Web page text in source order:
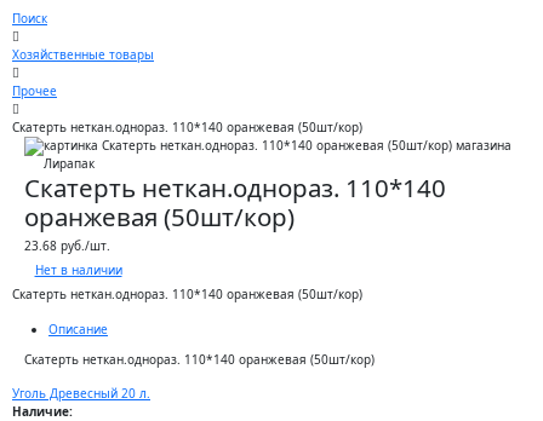
Поиск
Хозяйственные товары
Прочее
Скатерть неткан.однораз. 110*140 оранжевая (50шт/кор)
Скатерть неткан.однораз. 110*140
оранжевая (50шт/кор)
23.68 руб./шт.
Нет в наличии
Скатерть неткан.однораз. 110*140 оранжевая (50шт/кор)
Описание
Скатерть неткан.однораз. 110*140 оранжевая (50шт/кор)
Уголь Древесный 20 л.
Наличие: